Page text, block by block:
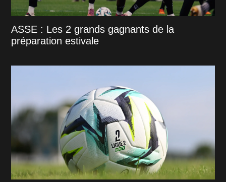
ASSE : Les 2 grands gagnants de la
préparation estivale